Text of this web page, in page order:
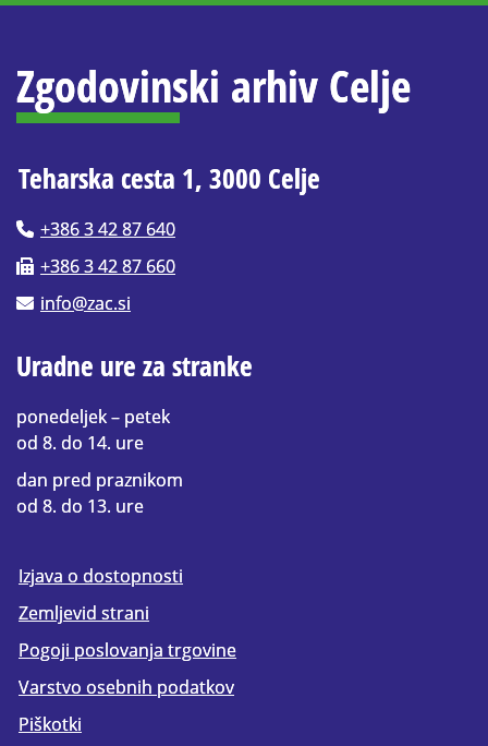
Zgodovinski arhiv Celje
Teharska cesta 1, 3000 Celje
+386 3 42 87 640
+386 3 42 87 660
info@zac.si
Uradne ure za stranke
ponedeljek – petek
od 8. do 14. ure
dan pred praznikom
od 8. do 13. ure
Izjava o dostopnosti
Zemljevid strani
Pogoji poslovanja trgovine
Varstvo osebnih podatkov
Piškotki